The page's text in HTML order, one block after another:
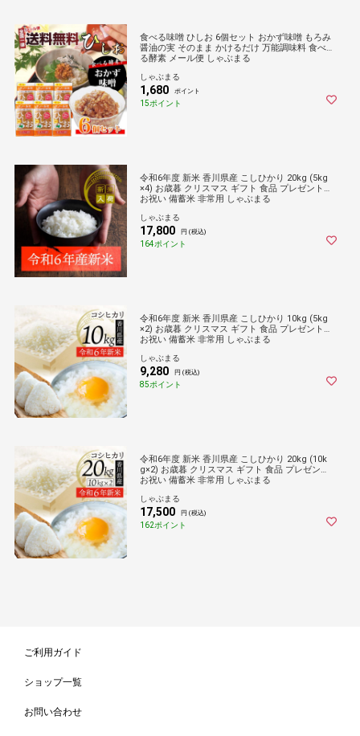
食べる味噌 ひしお 6個セット おかず味噌 もろみ
醤油の実 そのまま かけるだけ 万能調味料 食べ
る酵素 メール便 しゃぶまる
しゃぶまる
1,680 ポイント
15ポイント
令和6年度 新米 香川県産 こしひかり 20kg (5kg
×4) お歳暮 クリスマス ギフト 食品 プレゼント
お祝い 備蓄米 非常用 しゃぶまる
しゃぶまる
17,800 円 (税込)
164ポイント
令和6年度 新米 香川県産 こしひかり 10kg (5kg
×2) お歳暮 クリスマス ギフト 食品 プレゼント
お祝い 備蓄米 非常用 しゃぶまる
しゃぶまる
9,280 円 (税込)
85ポイント
令和6年度 新米 香川県産 こしひかり 20kg (10k
g×2) お歳暮 クリスマス ギフト 食品 プレゼント
お祝い 備蓄米 非常用 しゃぶまる
しゃぶまる
17,500 円 (税込)
162ポイント
ご利用ガイド
ショップ一覧
お問い合わせ